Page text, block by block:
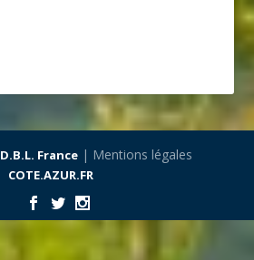
D.B.L. France| Mentions légales
COTE.AZUR.FR